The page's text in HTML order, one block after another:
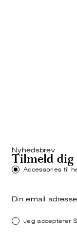
Nyhedsbrev
Tilmeld dig
Accessories til
Jeg accepterer